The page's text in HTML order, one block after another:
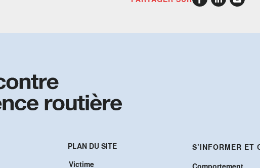
PLAN DU SITE
Victime
S’INFORMER ET
Comportement